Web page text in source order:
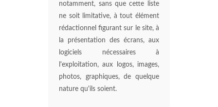
notamment, sans que cette liste
ne soit limitative, à tout élément
rédactionnel figurant sur le site, à
la présentation des écrans, aux
logiciels nécessaires à
l'exploitation, aux logos, images,
photos, graphiques, de quelque
nature qu'ils soient.